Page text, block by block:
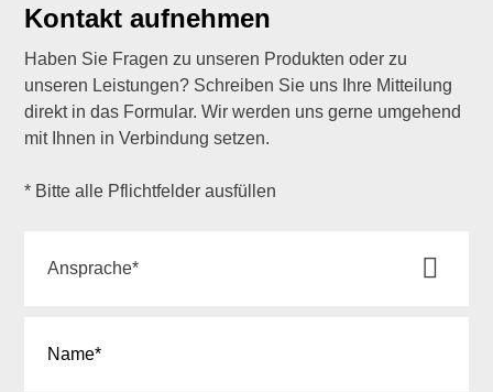
Kontakt aufnehmen
Haben Sie Fragen zu unseren Produkten oder zu
unseren Leistungen? Schreiben Sie uns Ihre Mitteilung
direkt in das Formular. Wir werden uns gerne umgehend
mit Ihnen in Verbindung setzen.
* Bitte alle Pflichtfelder ausfüllen